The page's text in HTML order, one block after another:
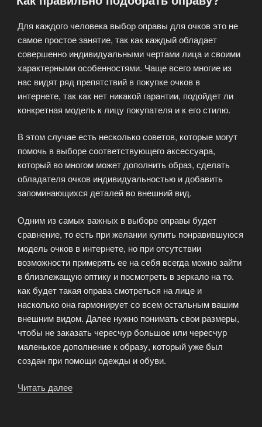
Для каждого человека выбор оправы для очков это не
самое простое занятие, так как каждый обладает
совершенно индивидуальными чертами лица и своими
характерными особенностями. Чаще всего многие из
нас видят ряд препятствий в покупке очков в
интернете, так как нет никакой гарантии, подойдет ли
конкретная модель к лицу покупателя и к его стилю.
В этом случае есть несколько советов, которые могут
помочь в выборе соответствующего аксессуара,
который во многом может дополнить образ, сделать
обладателя очков индивидуальностью и добавить
запоминающихся деталей во внешний вид.
Одним из самых важных в выборе оправы будет
сравнение, то есть при желании купить понравившуюся
модель очков в интернете, но при отсутствии
возможности примерять ее на себя всегда можно зайти
в близлежащую оптику и посмотреть в зеркало на то.
как будет такая оправа смотреться на лице и
насколько она гармонирует со всем остальным вашим
внешним видом. Далее нужно понимать свои размеры,
чтобы не заказать чересчур большое или чересчур
маленькое дополнение к образу, который уже был
создан при помощи одежды и обуви.
Читать далее